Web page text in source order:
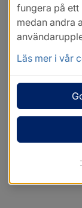
fungera på ett
medan andra
Läs mer i vår